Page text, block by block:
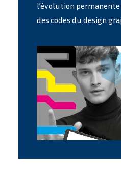
l’évolution
des codes du design